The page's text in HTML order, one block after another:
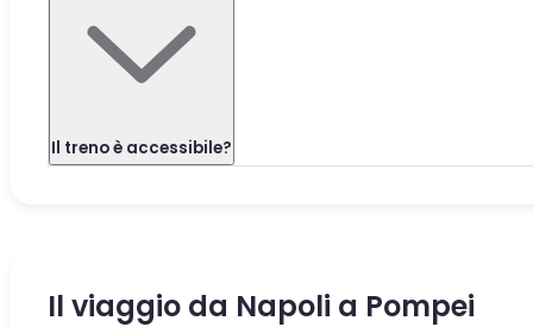
Il treno è accessibile?
Il viaggio da Napoli a Pompei